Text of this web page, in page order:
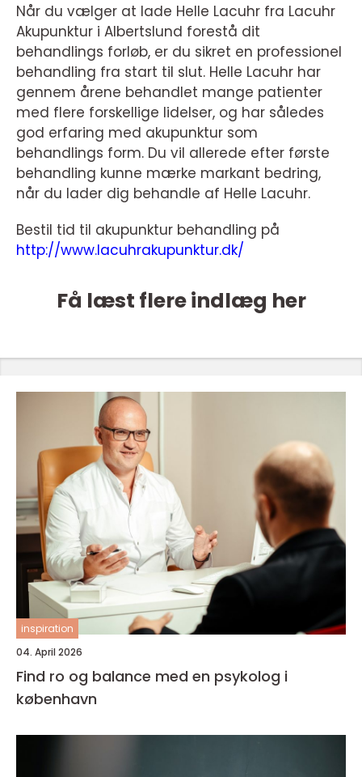
Når du vælger at lade Helle Lacuhr fra Lacuhr
Akupunktur i Albertslund forestå dit
behandlings forløb, er du sikret en professionel
behandling fra start til slut. Helle Lacuhr har
gennem årene behandlet mange patienter
med flere forskellige lidelser, og har således
god erfaring med akupunktur som
behandlings form. Du vil allerede efter første
behandling kunne mærke markant bedring,
når du lader dig behandle af Helle Lacuhr.
Bestil tid til akupunktur behandling på
http://www.lacuhrakupunktur.dk/
Få læst flere indlæg her
inspiration
04. April 2026
Find ro og balance med en psykolog i
københavn